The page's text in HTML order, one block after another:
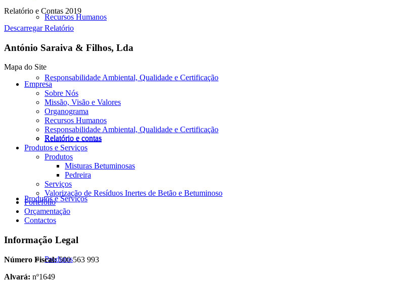
Recursos Humanos
Responsabilidade Ambiental, Qualidade e Certificação
Relatório e contas
Produtos e Serviços
Produtos
Relatório e Contas 2019
Descarregar Relatório
António Saraiva & Filhos, Lda
Mapa do Site
Empresa
Sobre Nós
Missão, Visão e Valores
Organograma
Recursos Humanos
Responsabilidade Ambiental, Qualidade e Certificação
Relatório e contas
Produtos e Serviços
Produtos
Misturas Betuminosas
Pedreira
Serviços
Valorização de Resíduos Inertes de Betão e Betuminoso
Portefólio
Orçamentação
Contactos
Informação Legal
Número Fiscal:500 563 993
Alvará: nº1649